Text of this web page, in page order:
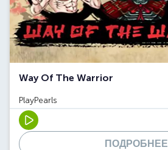
Way Of The Warrior
PlayPearls
ПОДРОБНЕЕ